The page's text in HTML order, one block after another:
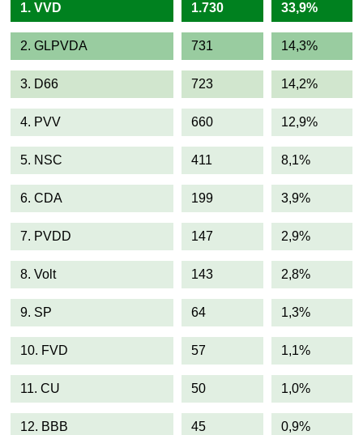
1. VVD 1.730 33,9%
2. GLPVDA 731 14,3%
3. D66 723 14,2%
4. PVV 660 12,9%
5. NSC 411 8,1%
6. CDA 199 3,9%
7. PVDD 147 2,9%
8. Volt 143 2,8%
9. SP 64 1,3%
10. FVD 57 1,1%
11. CU 50 1,0%
12. BBB 45 0,9%